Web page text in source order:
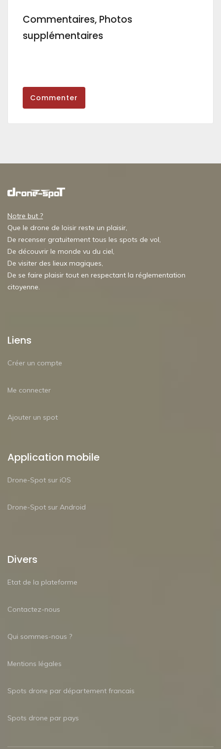
Commentaires, Photos
supplémentaires
Commenter
Notre but ?
Que le drone de loisir reste un plaisir,
De recenser gratuitement tous les spots de vol,
De découvrir le monde vu du ciel,
De visiter des lieux magiques,
De se faire plaisir tout en respectant la réglementation
citoyenne.
Liens
Créer un compte
Me connecter
Ajouter un spot
Application mobile
Drone-Spot sur iOS
Drone-Spot sur Android
Divers
Etat de la plateforme
Contactez-nous
Qui sommes-nous ?
Mentions légales
Spots drone par département francais
Spots drone par pays